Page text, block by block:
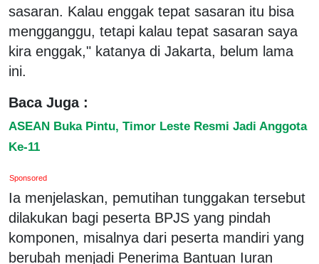
sasaran. Kalau enggak tepat sasaran itu bisa
mengganggu, tetapi kalau tepat sasaran saya
kira enggak," katanya di Jakarta, belum lama
ini.
Baca Juga :
ASEAN Buka Pintu, Timor Leste Resmi Jadi Anggota
Ke-11
Sponsored
Ia menjelaskan, pemutihan tunggakan tersebut
dilakukan bagi peserta BPJS yang pindah
komponen, misalnya dari peserta mandiri yang
berubah menjadi Penerima Bantuan Iuran